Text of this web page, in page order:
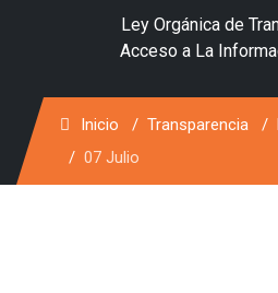
Ley Orgánica de
Acceso a La
Inicio Transparencia
07 Julio